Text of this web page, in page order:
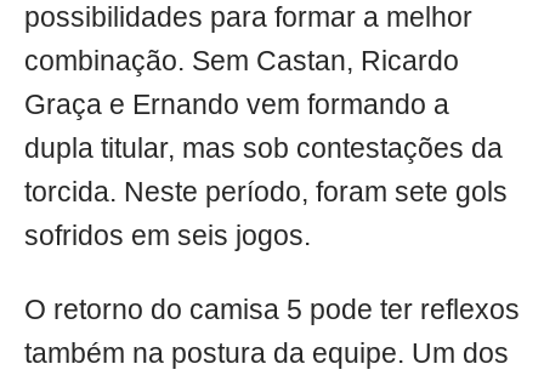
possibilidades para formar a melhor
combinação. Sem Castan, Ricardo
Graça e Ernando vem formando a
dupla titular, mas sob contestações da
torcida. Neste período, foram sete gols
sofridos em seis jogos.
O retorno do camisa 5 pode ter reflexos
também na postura da equipe. Um dos